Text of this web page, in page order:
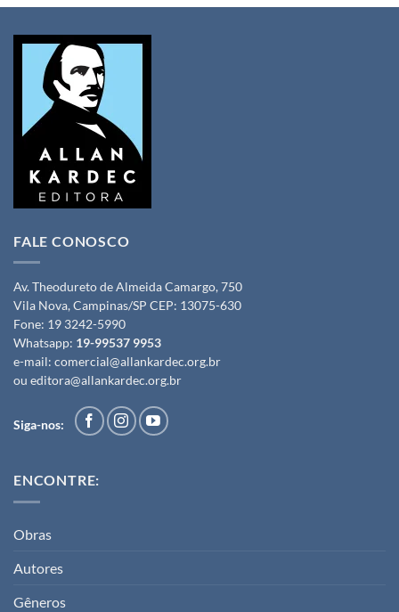
FALE CONOSCO
Av. Theodureto de Almeida Camargo, 750
Vila Nova, Campinas/SP CEP: 13075-630
Fone: 19 3242-5990
Whatsapp: 19-99537 9953
e-mail: comercial@allankardec.org.br
ou editora@allankardec.org.br
Siga-nos:
ENCONTRE:
Obras
Autores
Gêneros